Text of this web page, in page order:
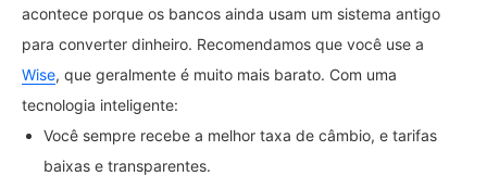
acontece porque os bancos ainda usam um sistema antigo
para converter dinheiro. Recomendamos que você use a
Wise, que geralmente é muito mais barato. Com uma
tecnologia inteligente:
Você sempre recebe a melhor taxa de câmbio, e tarifas
baixas e transparentes.